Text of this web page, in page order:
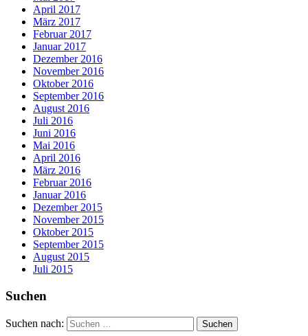
April 2017
März 2017
Februar 2017
Januar 2017
Dezember 2016
November 2016
Oktober 2016
September 2016
August 2016
Juli 2016
Juni 2016
Mai 2016
April 2016
März 2016
Februar 2016
Januar 2016
Dezember 2015
November 2015
Oktober 2015
September 2015
August 2015
Juli 2015
Suchen
Suchen nach: